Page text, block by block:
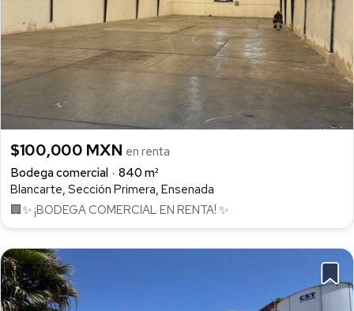
$100,000 MXN en renta
Bodega comercial
840 m²
Blancarte, Sección Primera, Ensenada
🏢✨ ¡BODEGA COMERCIAL EN RENTA! ✨